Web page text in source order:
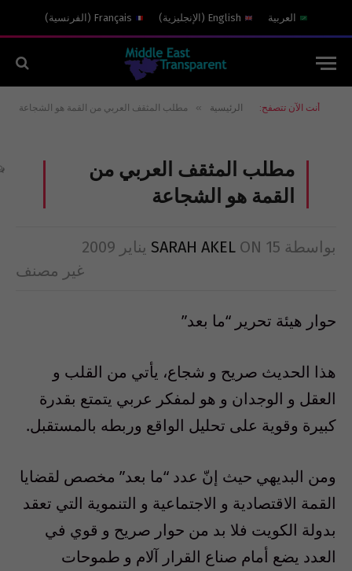
العربية English
( الإنجليزية)
Français
( الفرنسية)
أنت الآن تتصفح: الرئيسية » مطلب المثقف العربي من القمة هو الشجاعة
مطلب المثقف العربي من
القمة هو الشجاعة
بواسطة SARAH AKEL ON 15 يناير 2009
غير مصنف
حوار هيئة تحرير “ما بعد”
هذا الحديث صريح و شجاع، يأتي من القلب و
العقل و الوجدان و هو لمفكر عربي يتمتع بقدرة
كبيرة وقوية على تحليل الواقع وربطه بالمستقبل.
ومن البديهي حيث إنّ عدد “ما بعد” مخصص لقضايا
القمة الاقتصادية و الاجتماعية و التنموية التي تعقد
بدولة الكويت فلا بد من حوار صريح و قوي في
العدد يضع أمام صناع القرار آلام و طموحات